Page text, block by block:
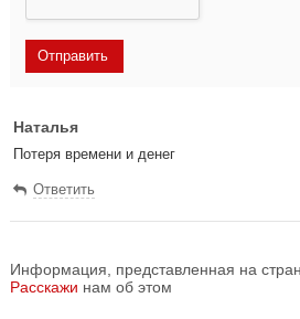
Наталья
Потеря времени и денег
Ответить
Информация, представленная на
Расскажи нам об этом